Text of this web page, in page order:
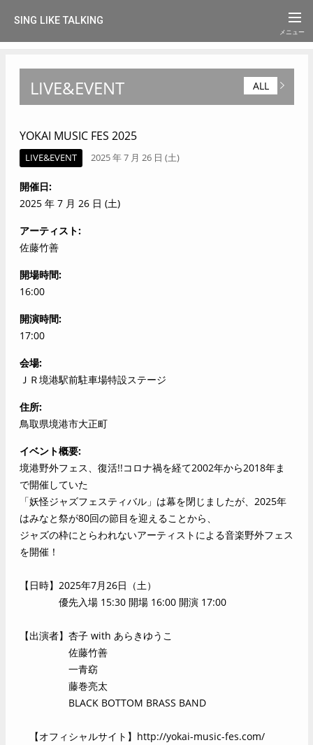
SING LIKE TALKING
LIVE&EVENT ALL
YOKAI MUSIC FES 2025
LIVE&EVENT 2025 年 7 月 26 日 (土)
開催日
2025 年 7 月 26 日 (土)
アーティスト
佐藤竹善
開場時間
16:00
開演時間
17:00
会場
ＪＲ境港駅前駐車場特設ステージ
住所
鳥取県境港市大正町
イベント概要
境港野外フェス、復活!!コロナ禍を経て2002年から2018年ま
で開催していた
「妖怪ジャズフェスティバル」は幕を閉じましたが、2025年
はみなと祭が80回の節目を迎えることから、
ジャズの枠にとらわれないアーティストによる音楽野外フェス
を開催！
【日時】2025年7月26日（土）
優先入場 15:30 開場 16:00 開演 17:00
【出演者】杏子 with あらきゆうこ
佐藤竹善
一青窈
藤巻亮太
BLACK BOTTOM BRASS BAND
【オフィシャルサイト】 http://yokai-music-fes.com/